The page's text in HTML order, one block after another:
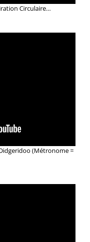
Circulaire…
(Métronome =